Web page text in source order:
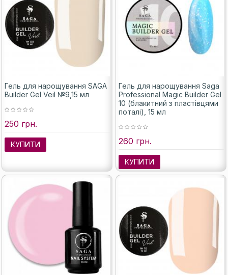
Гель для нарощування SAGA
Builder Gel Veil №9,15 мл
250 грн.
КУПИТИ
Гель для нарощування Saga
Professional Magic Builder Gel
10 (блакитний з пластівцями
поталі), 15 мл
260 грн.
КУПИТИ